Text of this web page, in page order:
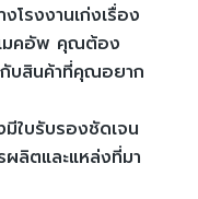
โรงงานเก่งเรื่อง
เมคอัพ คุณต้อง
บสินค้าที่คุณอยาก
ใบรับรองชัดเจน
ผลิตและแหล่งที่มา